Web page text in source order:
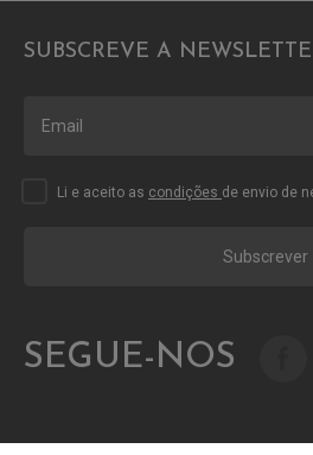
SUBSCREVE A
Subscrever
Li e aceito as condições de envio de
SEGUE-NOS